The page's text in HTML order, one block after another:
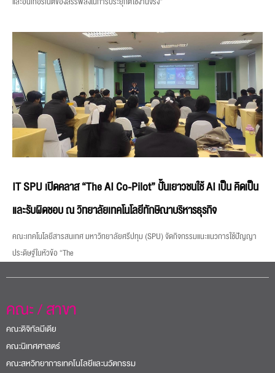
IT SPU เปิดคลาส “The AI Co-Pilot” ปั้นเยาวชนใช้ AI เป็น คิดเป็น
และรับผิดชอบ ณ วิทยาลัยเทคโนโลยีทักษิณาบริหารธุรกิจ
คณะเทคโนโลยีสารสนเทศ มหาวิทยาลัยศรีปทุม (SPU) จัดกิจกรรมแนะแนวการใช้ปัญญา
ประดิษฐ์ในหัวข้อ “The
คณะ / สาขา
คณะดิจิทัลมีเดีย
คณะนิเทศศาสตร์
คณะสหวิทยาการเทคโนโลยีและนวัตกรรม